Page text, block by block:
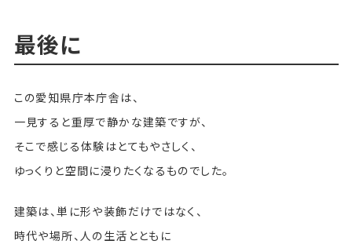
最後に
この愛知県庁本庁舎は、
一見すると重厚で静かな建築ですが、
そこで感じる体験はとてもやさしく、
ゆっくりと空間に浸りたくなるものでした。
建築は、単に形や装飾だけではなく、
時代や場所、人の生活とともに